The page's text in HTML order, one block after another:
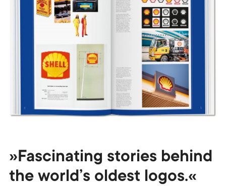
»Fascinating stories behind
the world’s oldest logos.«